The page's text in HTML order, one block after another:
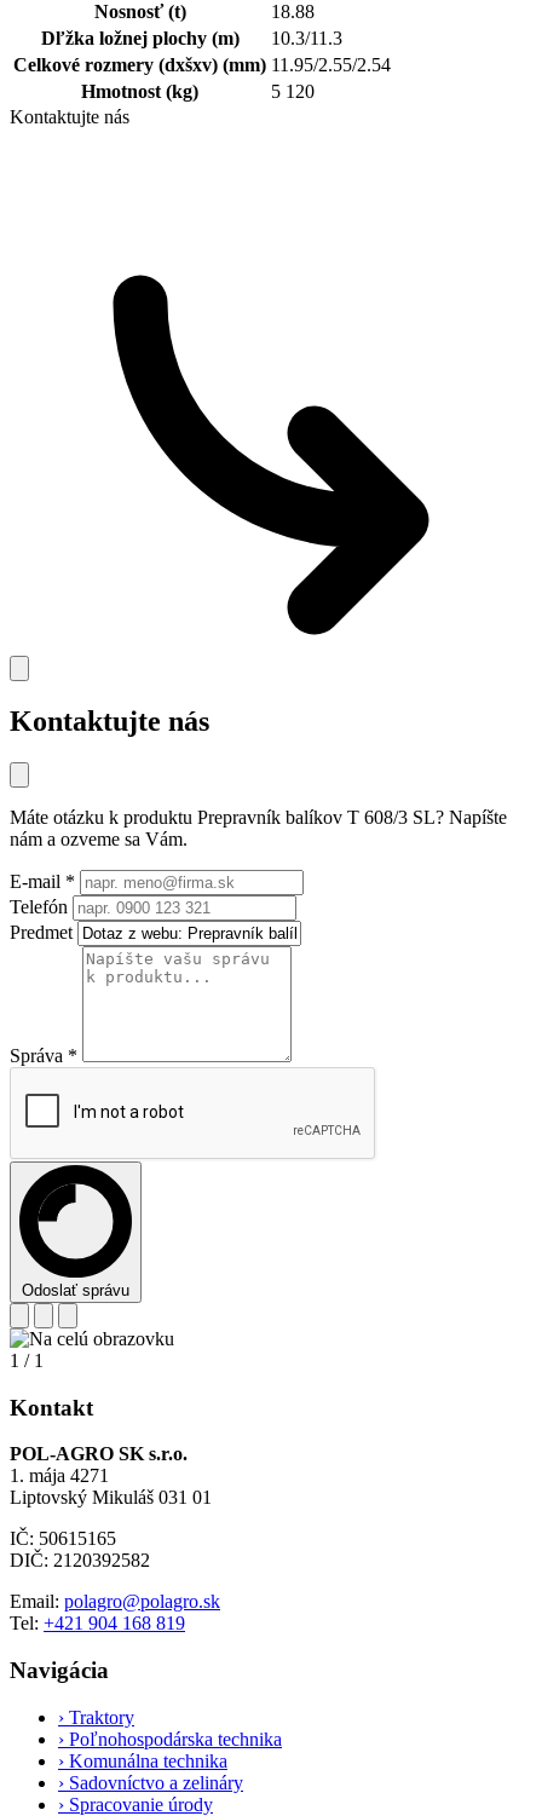
Nosnosť(t)
18.88
Dľžka ložnej plochy (m)
10.3/11.3
Celkové rozmery (dxšxv) (mm) 11.95/2.55/2.54
Hmotnost (kg)
5 120
Kontaktujte nás
Kontaktujte nás
Máte otázku k produktu Prepravník balíkov T 608/3 SL? Napíšte
nám a ozveme sa Vám.
E-mail *
Telefón
Predmet
Správa *
Odoslať správu
1 / 1
Kontakt
POL-AGRO SK s.r.o.
1. mája 4271
Liptovský Mikuláš 031 01
IČ: 50615165
DIČ: 2120392582
Email: polagro@polagro.sk
Tel: +421 904 168 819
Navigácia
› Traktory
› Poľnohospodárska technika
› Komunálna technika
› Sadovníctvo a zelináry
› Spracovanie úrody